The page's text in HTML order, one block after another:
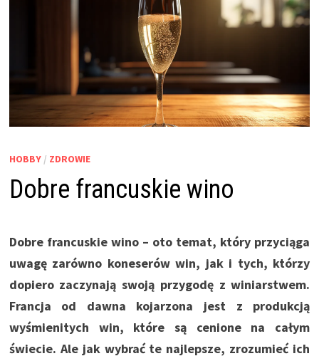
HOBBY/ ZDROWIE
Dobre francuskie wino
Dobre francuskie wino – oto temat, który przyciąga
uwagę zarówno koneserów win, jak i tych, którzy
dopiero zaczynają swoją przygodę z winiarstwem.
Francja od dawna kojarzona jest z produkcją
wyśmienitych win, które są cenione na całym
świecie. Ale jak wybrać te najlepsze, zrozumieć ich